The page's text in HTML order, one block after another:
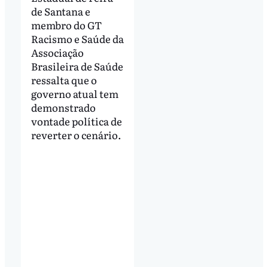
de Santana e
membro do GT
Racismo e Saúde da
Associação
Brasileira de Saúde
ressalta que o
governo atual tem
demonstrado
vontade política de
reverter o cenário.